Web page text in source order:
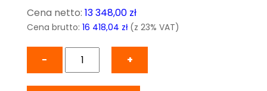
13 348,00 zł
Cena brutto: 16 418,04 zł(z 23% VAT)
−
ilość
Precyzyjny
uchwyt
+